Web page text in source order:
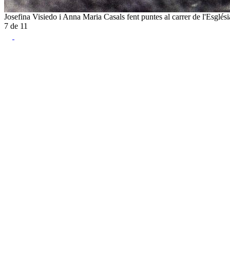
Josefina Visiedo i Anna Maria Casals fent puntes al carrer de
7 de 11